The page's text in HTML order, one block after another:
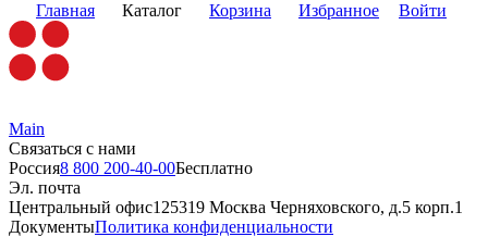
Главная Каталог Корзина Избранное Войти
Main
Связаться с нами
Россия8 800 200-40-00Бесплатно
Эл. почта
Центральный офис125319 Москва Черняховского, д.5 корп.1
ДокументыПолитика конфиденциальности